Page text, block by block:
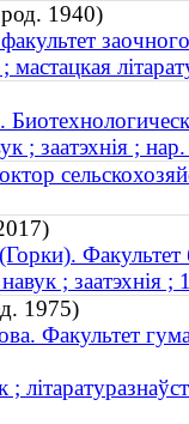
1940)
; заатэхнія ;
навук ;
1975)
Факультет
;